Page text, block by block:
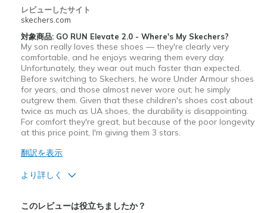
レビューしたサイト
skechers.com
対象商品: GO RUN Elevate 2.0 - Where's My Skechers?
My son really loves these shoes — they're clearly very
comfortable, and he enjoys wearing them every day.
Unfortunately, they wear out much faster than expected.
Before switching to Skechers, he wore Under Armour shoes
for years, and those almost never wore out; he simply
outgrew them. Given that these children's shoes cost about
twice as much as UA shoes, the durability is disappointing.
For comfort they're great, but because of the poor longevity
at this price point, I'm giving them 3 stars.
翻訳を表示
より詳しく
このレビューは役立ちましたか？